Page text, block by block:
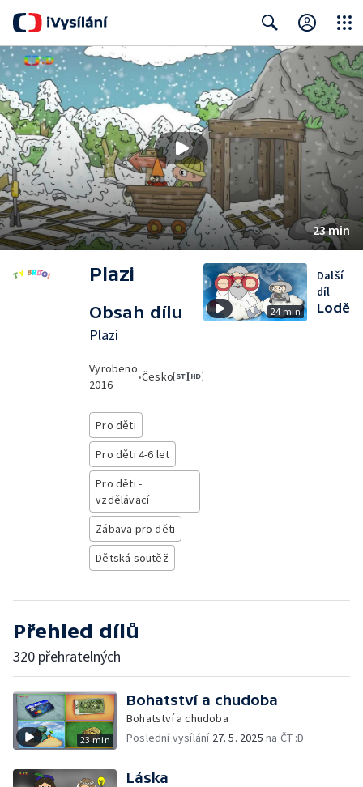
Search Close
23 min
Plazi
Obsah dílu
Plazi
Vyrobeno
2016
•Česko
Pro děti
Pro děti 4-6 let
Pro děti -
vzdělávací
Zábava pro děti
Dětská soutěž
24 min
Další
díl
Lodě
Přehled dílů
320 přehratelných
23 min
Bohatství a chudoba
Bohatství a chudoba
Poslední vysílání 27. 5. 2025 na ČT :D
Láska